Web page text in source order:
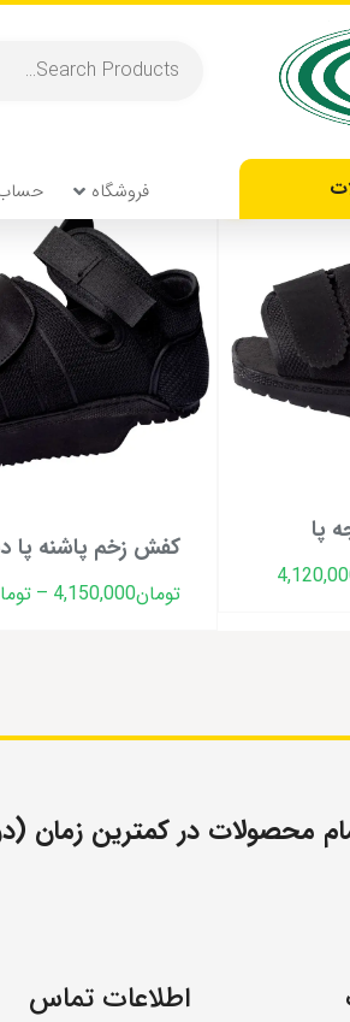
فروشگاه
پا
کفش زخم پاشنه پا
تومان4,150,000
–
محصولات در کمترین زمان
اطلاعات تماس